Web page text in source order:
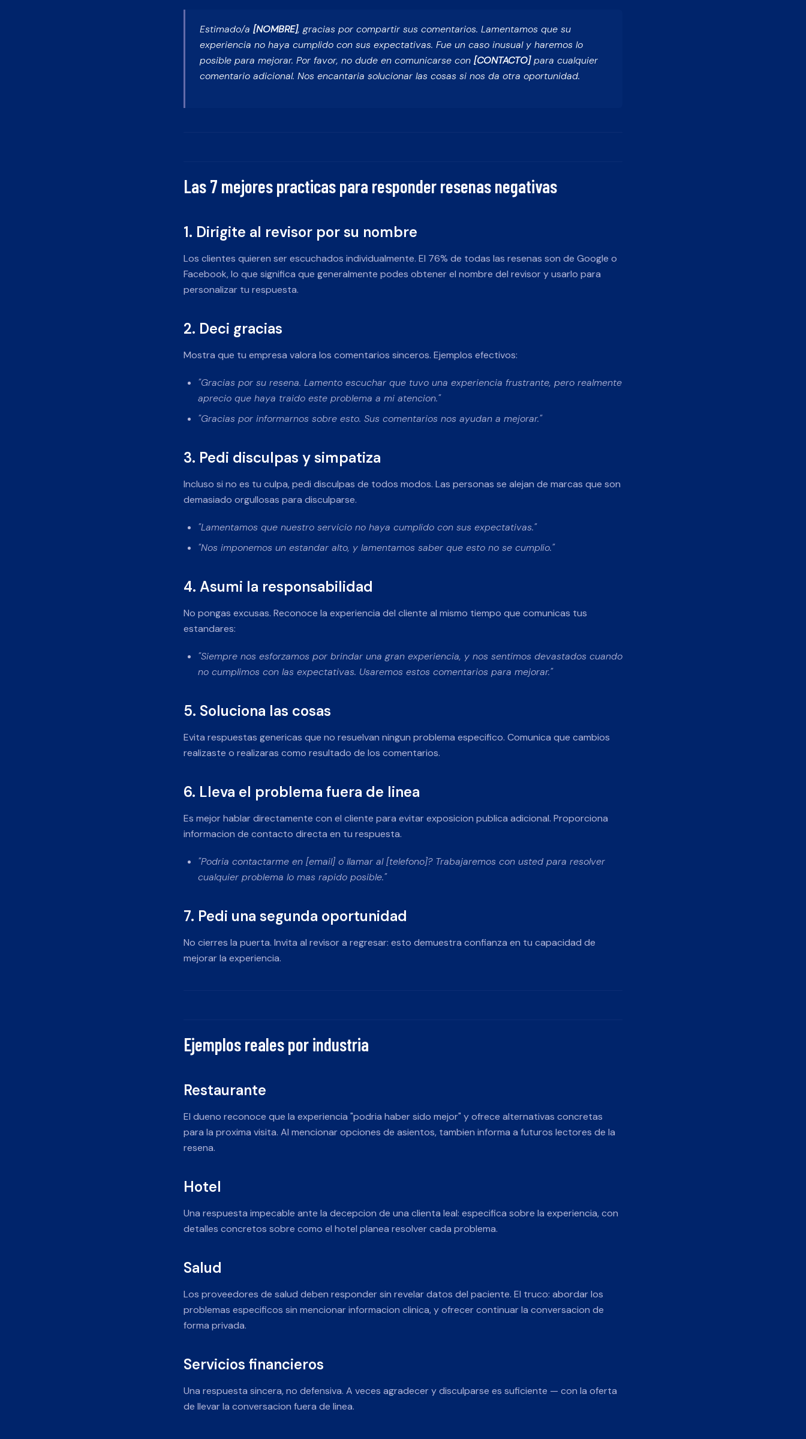
Estimado/a [NOMBRE], gracias por compartir sus comentarios. Lamentamos que su
experiencia no haya cumplido con sus expectativas. Fue un caso inusual y haremos lo
posible para mejorar. Por favor, no dude en comunicarse con [CONTACTO]para cualquier
comentario adicional. Nos encantaria solucionar las cosas si nos da otra oportunidad.
Las 7 mejores practicas para responder resenas negativas
1. Dirigite al revisor por su nombre
Los clientes quieren ser escuchados individualmente. El 76% de todas las resenas son de Google o
Facebook, lo que significa que generalmente podes obtener el nombre del revisor y usarlo para
personalizar tu respuesta.
2. Deci gracias
Mostra que tu empresa valora los comentarios sinceros. Ejemplos efectivos:
"Gracias por su resena. Lamento escuchar que tuvo una experiencia frustrante, pero realmente
aprecio que haya traido este problema a mi atencion."
"Gracias por informarnos sobre esto. Sus comentarios nos ayudan a mejorar."
3. Pedi disculpas y simpatiza
Incluso si no es tu culpa, pedi disculpas de todos modos. Las personas se alejan de marcas que son
demasiado orgullosas para disculparse.
"Lamentamos que nuestro servicio no haya cumplido con sus expectativas."
"Nos imponemos un estandar alto, y lamentamos saber que esto no se cumplio."
4. Asumi la responsabilidad
No pongas excusas. Reconoce la experiencia del cliente al mismo tiempo que comunicas tus
estandares:
"Siempre nos esforzamos por brindar una gran experiencia, y nos sentimos devastados cuando
no cumplimos con las expectativas. Usaremos estos comentarios para mejorar."
5. Soluciona las cosas
Evita respuestas genericas que no resuelvan ningun problema especifico. Comunica que cambios
realizaste o realizaras como resultado de los comentarios.
6. Lleva el problema fuera de linea
Es mejor hablar directamente con el cliente para evitar exposicion publica adicional. Proporciona
informacion de contacto directa en tu respuesta.
"Podria contactarme en [email] o llamar al [telefono]? Trabajaremos con usted para resolver
cualquier problema lo mas rapido posible."
7. Pedi una segunda oportunidad
No cierres la puerta. Invita al revisor a regresar: esto demuestra confianza en tu capacidad de
mejorar la experiencia.
Ejemplos reales por industria
Restaurante
El dueno reconoce que la experiencia "podria haber sido mejor" y ofrece alternativas concretas
para la proxima visita. Al mencionar opciones de asientos, tambien informa a futuros lectores de la
resena.
Hotel
Una respuesta impecable ante la decepcion de una clienta leal: especifica sobre la experiencia, con
detalles concretos sobre como el hotel planea resolver cada problema.
Salud
Los proveedores de salud deben responder sin revelar datos del paciente. El truco: abordar los
problemas especificos sin mencionar informacion clinica, y ofrecer continuar la conversacion de
forma privada.
Servicios financieros
Una respuesta sincera, no defensiva. A veces agradecer y disculparse es suficiente — con la oferta
de llevar la conversacion fuera de linea.